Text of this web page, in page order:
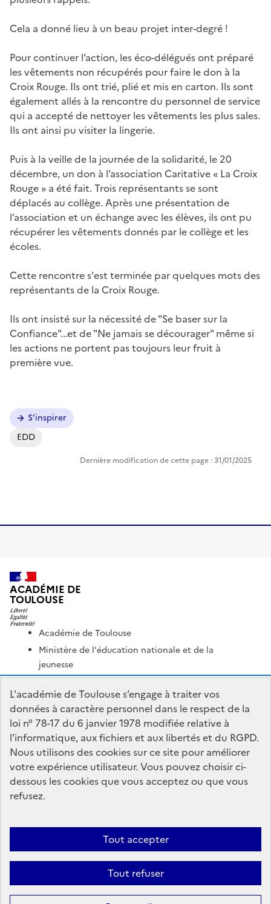
Cela a donné lieu à un beau projet inter-degré !
Pour continuer l’action, les éco-délégués ont préparé
les vêtements non récupérés pour faire le don à la
Croix Rouge. Ils ont trié, plié et mis en carton. Ils sont
également allés à la rencontre du personnel de service
qui a accepté de nettoyer les vêtements les plus sales.
Ils ont ainsi pu visiter la lingerie.
Puis à la veille de la journée de la solidarité, le 20
décembre, un don à l’association Caritative « La Croix
Rouge » a été fait. Trois représentants se sont
déplacés au collège. Après une présentation de
l’association et un échange avec les élèves, ils ont pu
récupérer les vêtements donnés par le collège et les
écoles.
Cette rencontre s'est terminée par quelques mots des
représentants de la Croix Rouge.
Ils ont insisté sur la nécessité de "Se baser sur la
Confiance"...et de "Ne jamais se décourager" même si
les actions ne portent pas toujours leur fruit à
première vue.
S'inspirer
EDD
Dernière modification de cette page : 31/01/2025
ACADÉMIE DE
TOULOUSE
Académie de Toulouse
Ministère de l'éducation nationale et de la
jeunesse
Ministère de l'enseignement supérieur et de la
recherche
Portail Pédagogique Académique
Nous contacter
DSDEN du Lot
1 place Jean-Jacques Chapou
46000 Cahors
Accessibilité : non conforme Mentions Légales
Connexion
Gestion des cookies
Sauf mention contraire, tous les textes de ce site sont sous
L'académie de Toulouse s’engage à traiter vos
données à caractère personnel dans le respect de la
loi n° 78-17 du 6 janvier 1978 modifiée relative à
l'informatique, aux fichiers et aux libertés et du RGPD.
Nous utilisons des cookies sur ce site pour améliorer
votre expérience utilisateur. Vous pouvez choisir ci-
dessous les cookies que vous acceptez ou que vous
refusez.
Tout accepter
Tout refuser